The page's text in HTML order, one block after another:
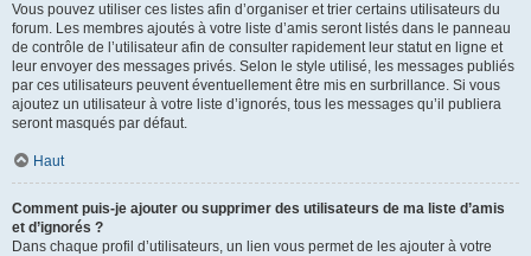
Vous pouvez utiliser ces listes afin d’organiser et trier certains utilisateurs du
forum. Les membres ajoutés à votre liste d’amis seront listés dans le panneau
de contrôle de l’utilisateur afin de consulter rapidement leur statut en ligne et
leur envoyer des messages privés. Selon le style utilisé, les messages publiés
par ces utilisateurs peuvent éventuellement être mis en surbrillance. Si vous
ajoutez un utilisateur à votre liste d’ignorés, tous les messages qu’il publiera
seront masqués par défaut.
Haut
Comment puis-je ajouter ou supprimer des utilisateurs de ma liste d’amis
et d’ignorés ?
Dans chaque profil d’utilisateurs, un lien vous permet de les ajouter à votre